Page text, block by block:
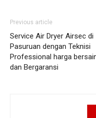
Previous article
Service Air Dryer Airsec di
Pasuruan dengan Teknisi
Professional harga
dan Bergaransi